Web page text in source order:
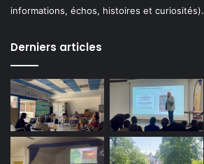
informations, échos, histoires et curiosités).
Derniers articles